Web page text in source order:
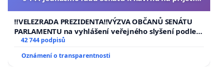
republiky
‼️VELEZRADA PREZIDENTA‼️VÝZVA OBČANŮ SENÁTU
PARLAMENTU na vyhlášení veřejného slyšení podle §
144 jednacího řádu Senátu k návrhu na přijetí
usnesení k podání ústavní žaloby na prezidenta
republiky
42 744 podpisů
Oznámení o transparentnosti